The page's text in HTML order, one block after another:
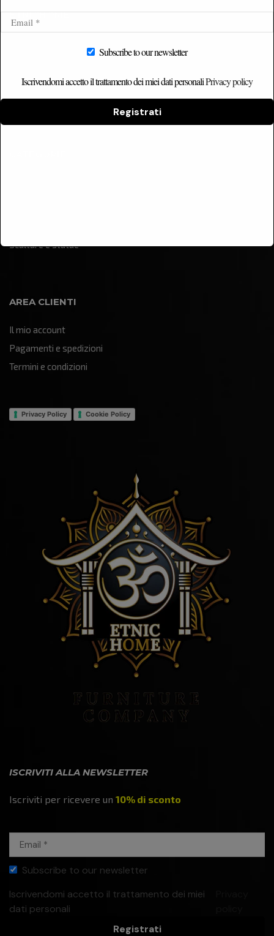
ETNICHOME
Catalogo
Contatti
Sculture e statue
AREA CLIENTI
Il mio account
Pagamenti e spedizioni
Termini e condizioni
Privacy Policy Cookie Policy
ISCRIVITI ALLA NEWSLETTER
Iscriviti per ricevere un 10% di sconto
Subscribe to our newsletter
Iscrivendomi accetto il trattamento dei miei
dati personali
Registrati
Subscribe to our newsletter
Iscrivendomi accetto il trattamento dei miei dati personaliPrivacy policy
Registrati